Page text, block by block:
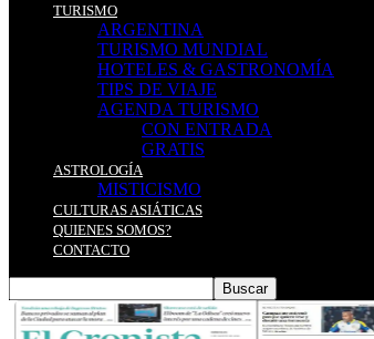
TURISMO
ARGENTINA
TURISMO MUNDIAL
HOTELES & GASTRONOMÍA
TIPS DE VIAJE
AGENDA TURISMO
CON ENTRADA
GRATIS
ASTROLOGÍA
MISTICISMO
CULTURAS ASIÁTICAS
QUIENES SOMOS?
CONTACTO